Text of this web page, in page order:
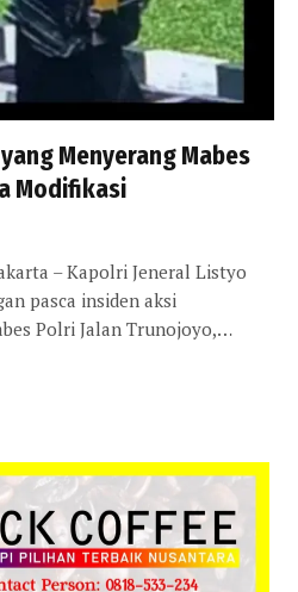
Menyerang Mabes
Modifikasi
– Kapolri Jeneral Listyo
pasca insiden aksi
Polri Jalan Trunojoyo,…